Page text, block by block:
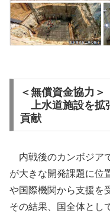
＜無償資金協力＞
上水道施設を拡
貢献
内戦後のカンボジア
が大きな開発課題に位
や国際機関から支援を
その結果、国全体とし